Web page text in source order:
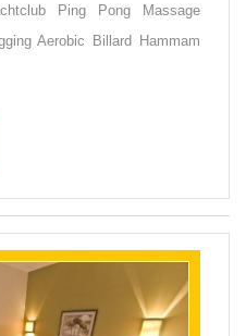
Ping Pong Massage
Aerobic Billard Hammam